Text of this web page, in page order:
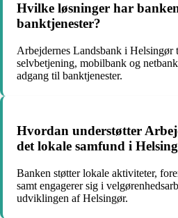
Hvilke løsninger har
banktjenester?
Arbejdernes Landsbank i Helsingør
selvbetjening, mobilbank og
adgang til banktjenester.
Hvordan understøtter
det lokale samfund i
Banken støtter lokale aktiviteter,
samt engagerer sig i
udviklingen af Helsingør.